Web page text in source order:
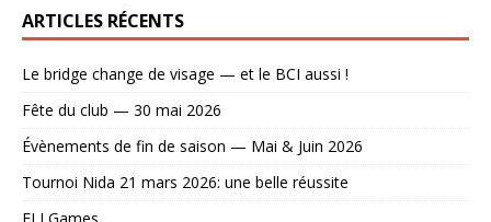
ARTICLES RÉCENTS
Le bridge change de visage — et le BCI aussi !
Fête du club — 30 mai 2026
Évènements de fin de saison — Mai & Juin 2026
Tournoi Nida 21 mars 2026: une belle réussite
ELI Games